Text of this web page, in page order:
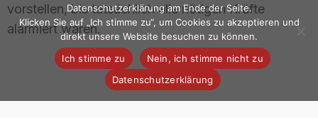
vorstellen, bis tatsächlich alle nötigen Kräfte
alarmiert waren.
Datenschutzerklärung am Ende der Seite.
Klicken Sie auf „Ich stimme zu“, um Cookies zu akzeptieren und
direkt unsere Website besuchen zu können.
Ich stimme zu
Nein, ich stimme nicht zu
Datenschutzerklärung